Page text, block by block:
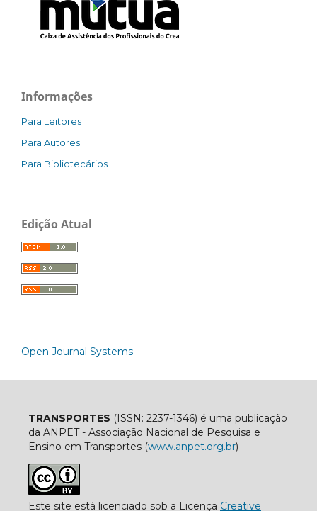
Informações
Para Leitores
Para Autores
Para Bibliotecários
Edição Atual
Open Journal Systems
TRANSPORTES (ISSN: 2237-1346) é uma publicação
da ANPET - Associação Nacional de Pesquisa e
Ensino em Transportes (www.anpet.org.br)
Este site está licenciado sob a Licença Creative